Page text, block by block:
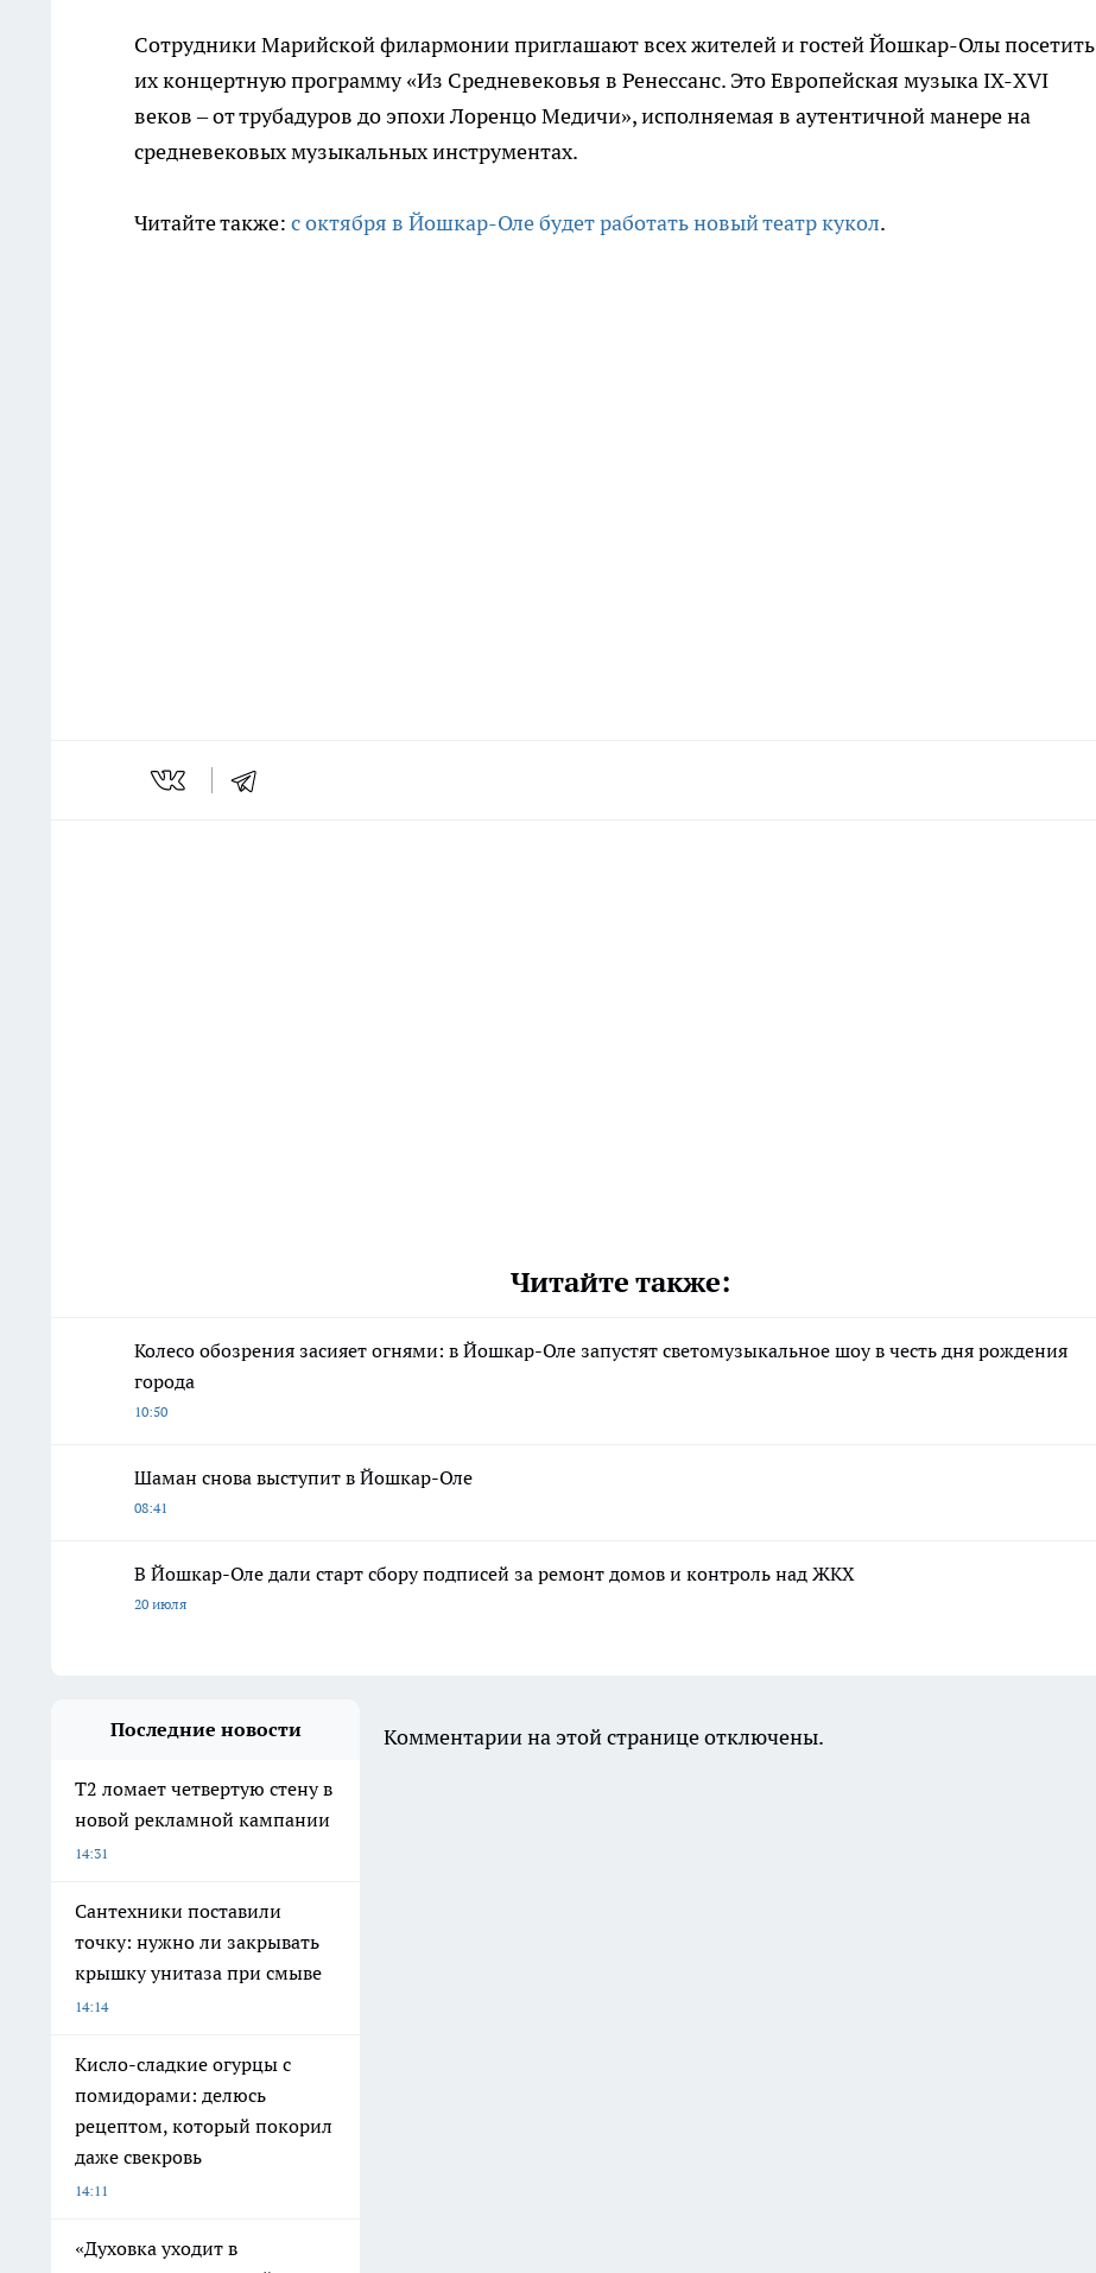
Сотрудники Марийской филармонии приглашают всех жителей и гостей Йошкар-Олы посетить
их концертную программу «Из Средневековья в Ренессанс. Это Европейская музыка IX-ХVI
веков – от трубадуров до эпохи Лоренцо Медичи», исполняемая в аутентичной манере на
средневековых музыкальных инструментах.
Читайте также: с октября в Йошкар-Оле будет работать новый театр кукол.
Читайте также:
Колесо обозрения засияет огнями: в Йошкар-Оле запустят светомузыкальное шоу в честь дня рождения
города
10:50
Шаман снова выступит в Йошкар-Оле
08:41
В Йошкар-Оле дали старт сбору подписей за ремонт домов и контроль над ЖКХ
20 июля
Последние новости
Т2 ломает четвертую стену в
новой рекламной кампании
14:31
Сантехники поставили
точку: нужно ли закрывать
крышку унитаза при смыве
14:14
Кисло-сладкие огурцы с
помидорами: делюсь
рецептом, который покорил
даже свекровь
14:11
«Духовка уходит в
Комментарии на этой странице отключены.